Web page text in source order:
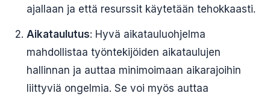
ajallaan ja että resurssit käytetään tehokkaasti.
Aikataulutus: Hyvä aikatauluohjelma
mahdollistaa työntekijöiden aikataulujen
hallinnan ja auttaa minimoimaan aikarajoihin
liittyviä ongelmia. Se voi myös auttaa